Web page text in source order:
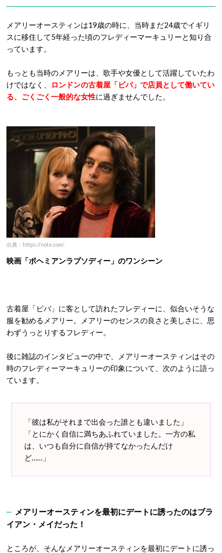
メアリーオースティンは19歳の時に、当時まだ24歳でイギリ
スに移住して5年経った頃のフレディーマーキュリーと知り合
っています。
もっとも当時のメアリーは、歌手や女優として活躍していたわ
けではなく、
ロンドンの古着屋「ビバ」で店員として働いてい
る、ごくごく一般的な女性に過ぎませんでした。
出典：https://note.com/
映画「ボヘミアンラプソディー」のワンシーン
古着屋「ビバ」に客として訪れたフレディーに、似合いそうな
服を勧めるメアリー。メアリーのセンスの良さと美しさに、思
わずうっとりするフレディー。
後に雑誌のインタビューの中で、メアリーオースティンはその
時のフレディーマーキュリーの印象について、次のように語っ
ています。
「彼は私がそれまで出会った誰とも違いました」
「とにかく自信に満ちあふれていました。一方の私
は、いつも自分に自信が持てなかったんだけ
ど……」
メアリーオースティンを最初にデートに誘ったのはブラ
イアン・メイだった！
ところが、そんなメアリーオースティンを最初にデートに誘っ